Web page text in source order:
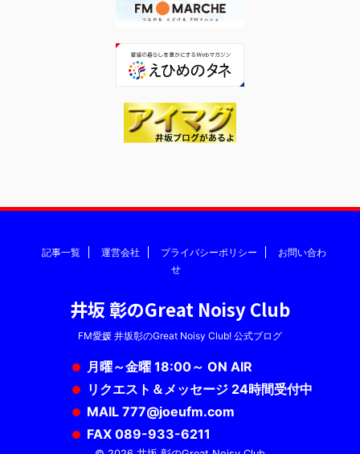
記事一覧 運営会社 プライバシーポリシー
お問い合わ
せ
井坂 彰のGreat Noisy Club
FM愛媛 井坂彰のGreat Noisy Club! 公式ブログ
月曜～金曜 18:00～ ON AIR
リクエスト＆メッセージ 24時間受付中
MAIL 777@joeufm.com
FAX 089-933-6211